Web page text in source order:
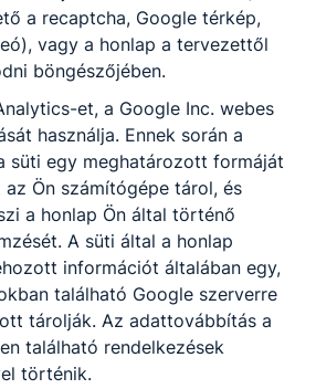
rendje
befizetések, beosztások
Megtekintés
a recaptcha, Google térkép,
vagy a honlap a tervezettől
böngészőjében.
et, a Google Inc. webes
használja. Ennek során a
süti egy meghatározott formáját
az Ön számítógépe tárol, és
a honlap Ön által történő
A süti által a honlap
információt általában egy,
található Google szerverre
tárolják. Az adattovábbítás a
található rendelkezések
történik.